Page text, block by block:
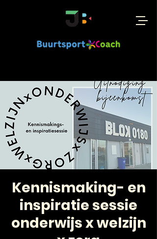
Kennismaking- en
inspiratie sessie
onderwijs x welzijn